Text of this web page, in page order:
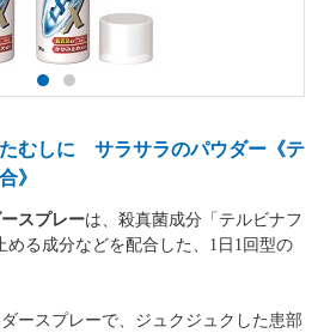
むしに サラサラのパウダー《テ
》
スプレーは、殺真菌成分「テルビナフ
める成分などを配合した、1日1回型の
ースプレーで、ジュクジュクした患部